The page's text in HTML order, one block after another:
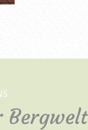
Bergwelt